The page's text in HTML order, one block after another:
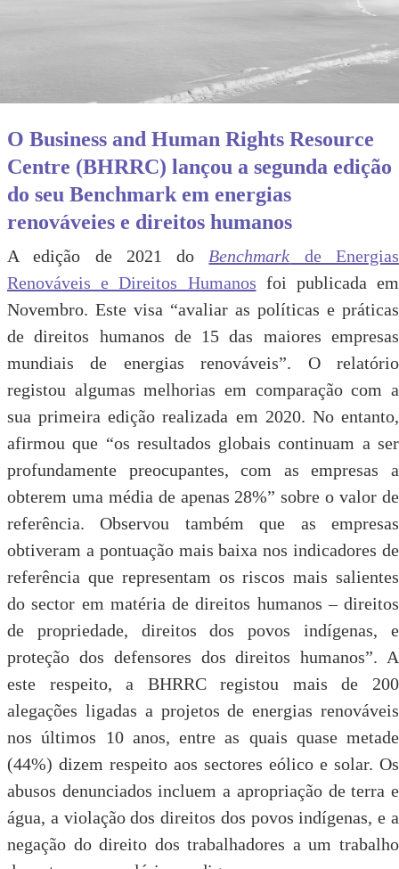
O Business and Human Rights Resource
Centre (BHRRC) lançou a segunda edição
do seu Benchmark em energias
renováveies e direitos humanos
A edição de 2021 do Benchmark de Energias
Renováveis e Direitos Humanos foi publicada em
Novembro. Este visa “avaliar as políticas e práticas
de direitos humanos de 15 das maiores empresas
mundiais de energias renováveis”. O relatório
registou algumas melhorias em comparação com a
sua primeira edição realizada em 2020. No entanto,
afirmou que “os resultados globais continuam a ser
profundamente preocupantes, com as empresas a
obterem uma média de apenas 28%” sobre o valor de
referência. Observou também que as empresas
obtiveram a pontuação mais baixa nos indicadores de
referência que representam os riscos mais salientes
do sector em matéria de direitos humanos – direitos
de propriedade, direitos dos povos indígenas, e
proteção dos defensores dos direitos humanos”. A
este respeito, a BHRRC registou mais de 200
alegações ligadas a projetos de energias renováveis
nos últimos 10 anos, entre as quais quase metade
(44%) dizem respeito aos sectores eólico e solar. Os
abusos denunciados incluem a apropriação de terra e
água, a violação dos direitos dos povos indígenas, e a
negação do direito dos trabalhadores a um trabalho